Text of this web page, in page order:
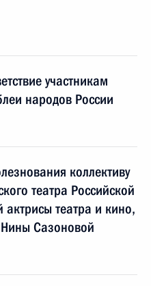
участникам
народов России
коллективу
театра Российской
театра и кино,
Сазоновой